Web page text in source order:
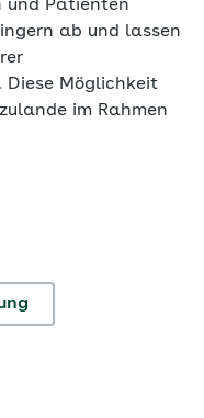
und Patienten
ab und lassen
Diese Möglichkeit
im Rahmen